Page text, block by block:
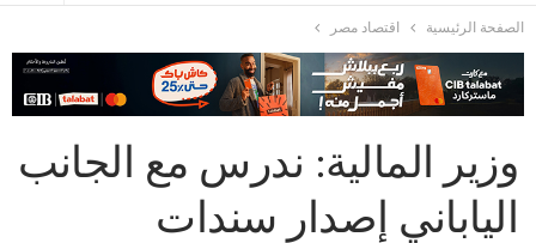
الصفحة الرئيسية اقتصاد مصر
وزير المالية: ندرس مع الجانب
الياباني إصدار سندات